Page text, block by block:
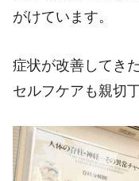
がけています。
症状が改善してき
セルフケアも親切